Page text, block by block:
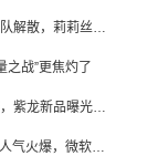
腾讯曝百亿收购案，《辉烬》团队解散，莉莉丝新作曝光｜陀螺周报
之战”更焦灼了
三七网易Avia放假看世界杯决赛，紫龙新品曝光，米哈游新作上线 | 陀螺周报
暑期档新作扎堆，BW2026全球人气火爆，微软XBOX大裁员|陀螺周报